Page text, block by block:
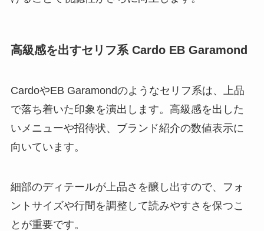
高級感を出すセリフ系 Cardo EB Garamond
CardoやEB Garamondのようなセリフ系は、上品
で落ち着いた印象を演出します。高級感を出した
いメニューや招待状、ブランド紹介の数値表示に
向いています。
細部のディテールが上品さを醸し出すので、フォ
ントサイズや行間を調整して読みやすさを保つこ
とが重要です。